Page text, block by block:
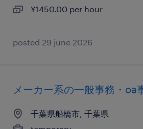
¥1450.00 per hour
posted 29 june 2026
メーカー系の一般事務・oa
千葉県船橋市, 千葉県